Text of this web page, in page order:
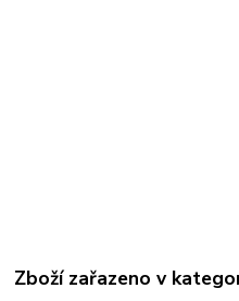
Zboží zařazeno v